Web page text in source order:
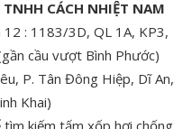
TNHH CÁCH NHIỆT NAM
12 : 1183/3D, QL 1A, KP3,
cầu vượt Bình Phước)
P. Tân Đông Hiệp, Dĩ An,
Khai)
kiếm tấm xốp hơi chống